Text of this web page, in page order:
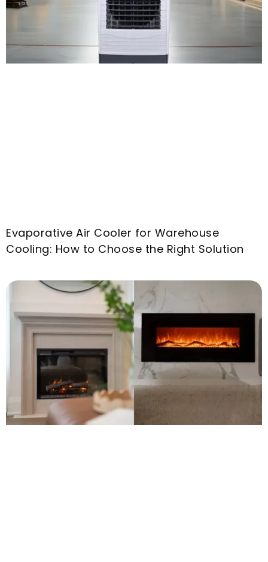
Evaporative Air Cooler for Warehouse
Cooling: How to Choose the Right Solution